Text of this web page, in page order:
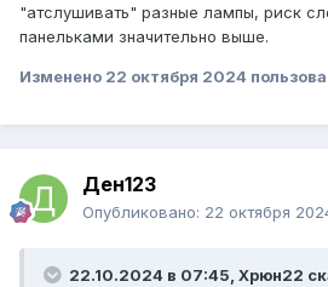
"атслушивать" разные лампы, риск
панельками значительно выше.
Изменено 22 октября 2024
Ден123
Опубликовано: 22 октября
22.10.2024 в 07:45, Xpюн22